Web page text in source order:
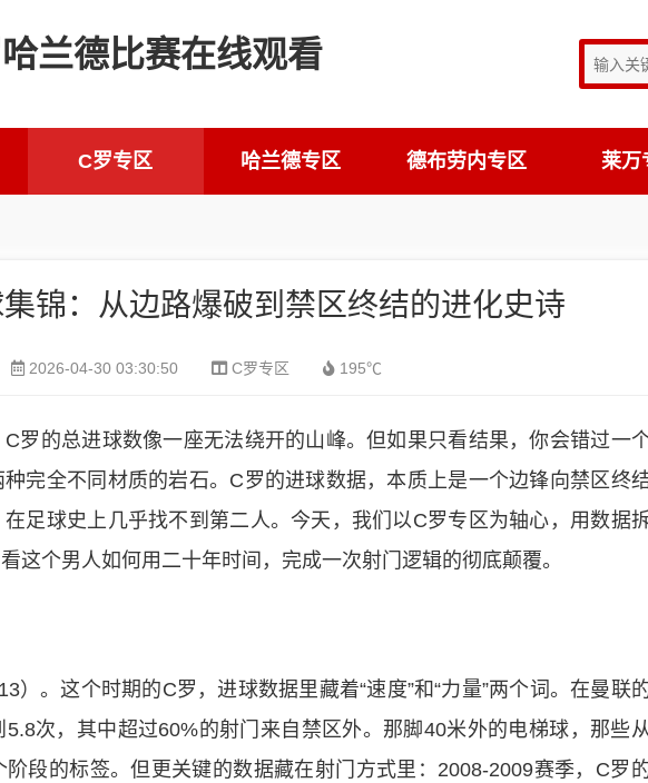
C罗专区 哈兰德专区 德布劳内专区 莱万
锦：从边路爆破到禁区终结的进化史诗
2026-04-30 03:30:50 C罗专区 195℃
罗的总进球数像一座无法绕开的山峰。但如果只看结果，你会错过一
完全不同材质的岩石。C罗的进球数据，本质上是一个边锋向禁区终
足球史上几乎找不到第二人。今天，我们以C罗专区为轴心，用数据
这个男人如何用二十年时间，完成一次射门逻辑的彻底颠覆。
）。这个时期的C罗，进球数据里藏着“速度”和“力量”两个词。在曼联
次，其中超过60%的射门来自禁区外。那脚40米外的电梯球，那些
段的标签。但更关键的数据藏在射门方式里：2008-2009赛季，C罗的